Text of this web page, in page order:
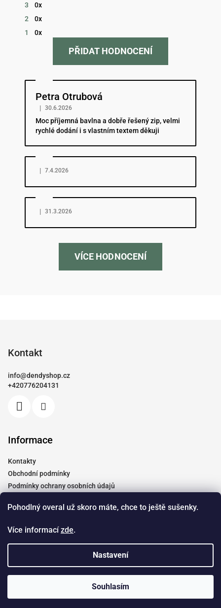
Pohodlný overal už skoro máte, chce to ještě sušenky.
Více informacízde.
Nastavení
Souhlasím
3
0x
2
0x
1
0x
PŘIDAT HODNOCENÍ
Petra Otrubová
Hodnocení obchodu je 5 z 5 hvězdiček.
| 30.6.2026
Moc příjemná bavlna a dobře řešený zip, velmi
rychlé dodání i s vlastním textem děkuji
Hodnocení obchodu je 5 z 5 hvězdiček.
| 7.4.2026
Hodnocení obchodu je 5 z 5 hvězdiček.
| 31.3.2026
VÍCE HODNOCENÍ
Kontakt
info@dendyshop.cz
+420776204131
Informace
Kontakty
Obchodní podmínky
Podmínky ochrany osobních údajů
Moje objednávka
Doprava
Spolupráce
Vytvořil Shoptet & Štefan Mazáň